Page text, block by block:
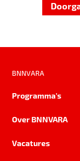
BNNVARA
Programma's
Over BNNVARA
Vacatures